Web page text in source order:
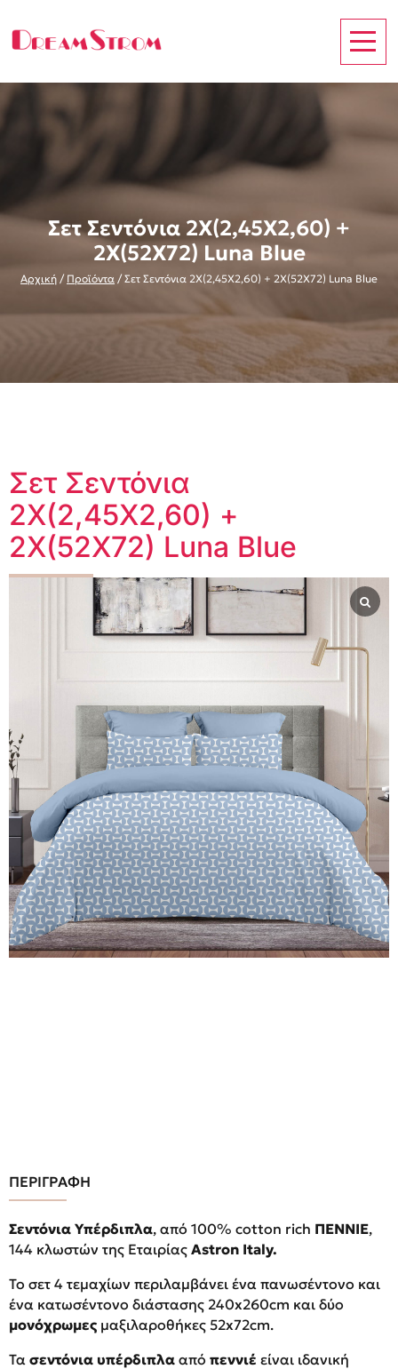
Σετ Σεντόνια 2Χ(2,45Χ2,60) +
2Χ(52Χ72) Luna Blue
Αρχική / Προϊόντα / Σετ Σεντόνια 2Χ(2,45Χ2,60) + 2Χ(52Χ72) Luna Blue
Σετ Σεντόνια
2Χ(2,45Χ2,60) +
2Χ(52Χ72) Luna Blue
ΠΕΡΙΓΡΑΦΗ
Σεντόνια Υπέρδιπλα, από 100% cotton rich ΠΕΝΝΙΕ,
144 κλωστών της Εταιρίας Astron Italy.
Το σετ 4 τεμαχίων περιλαμβάνει ένα πανωσέντονο και
ένα κατωσέντονο διάστασης 240x260cm και δύο
μονόχρωμες μαξιλαροθήκες 52x72cm.
Τα σεντόνια υπέρδιπλα από πεννιέ είναι ιδανική